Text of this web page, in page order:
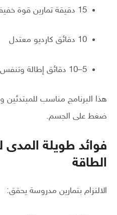
15 دقيقة تمارين قوة خفيفة
10 دقائق كارديو معتدل
5–10 دقائق إطالة وتنفس
هذا البرنامج مناسب
ضغط على الجسم.
فوائد طويلة المدى
الطاقة
الالتزام بتمارين مدروسة يحقق: